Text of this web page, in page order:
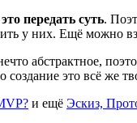
передать суть.
у них. Ещё можно
абстрактное,
это всё же
и ещё Эскиз,